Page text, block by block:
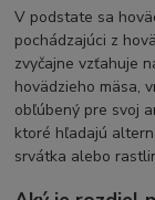
V podstate sa
pochádzajúci z
zvyčajne vzťahuje
hovädzieho mäsa,
obľúbený pre svoj
ktoré hľadajú
srvátka alebo